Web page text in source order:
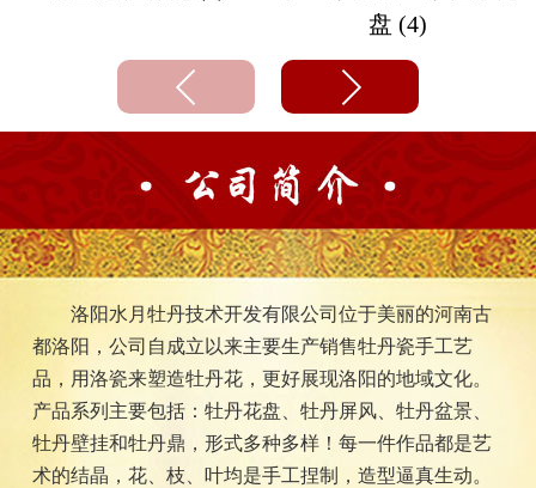
盘 (4)
洛阳水月牡丹技术开发有限公司位于美丽的河南古
都洛阳，公司自成立以来主要生产销售牡丹瓷手工艺
品，用洛瓷来塑造牡丹花，更好展现洛阳的地域文化。
产品系列主要包括：牡丹花盘、牡丹屏风、牡丹盆景、
牡丹壁挂和牡丹鼎，形式多种多样！每一件作品都是艺
术的结晶，花、枝、叶均是手工捏制，造型逼真生动。